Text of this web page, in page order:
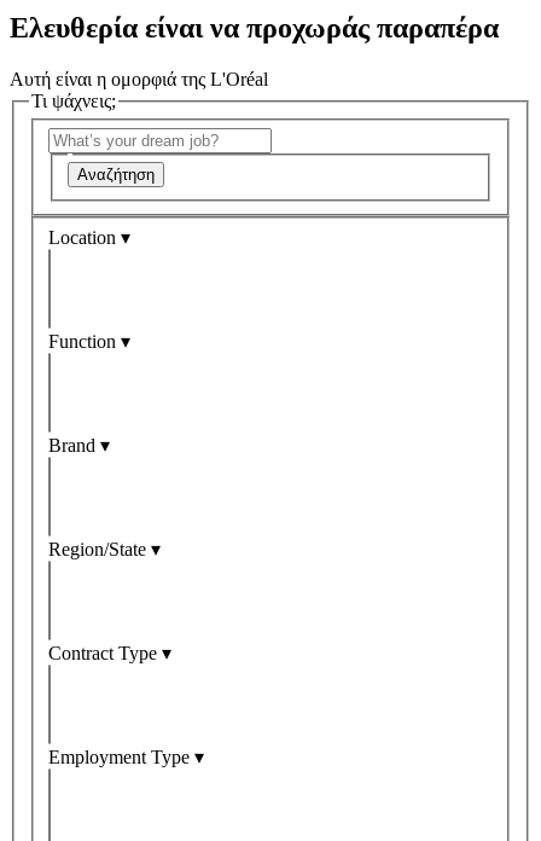
Ελευθερία είναι να προχωράς παραπέρα
Αυτή είναι η ομορφιά της L'Oréal
Τι ψάχνεις;
Αναζήτηση
Location ▾
Function ▾
Brand ▾
Region/State ▾
Contract Type ▾
Employment Type ▾